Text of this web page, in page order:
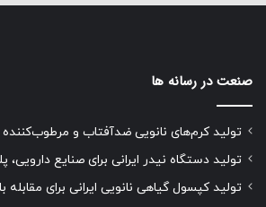
صنعت در رسانه ها
تولید کرم‌های نانویی ضدآفتاب و
تولید دستگاه نیدر ایرانی برای صنایع دارویی،
تولید کپسول گیاهی نانویی ایرانی برای مقابله